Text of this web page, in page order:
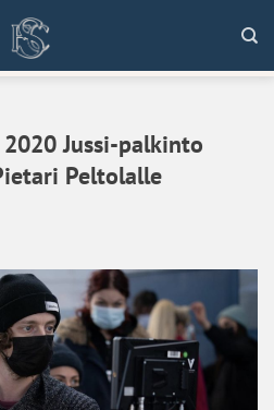
Jussi-palkinto
Peltolalle